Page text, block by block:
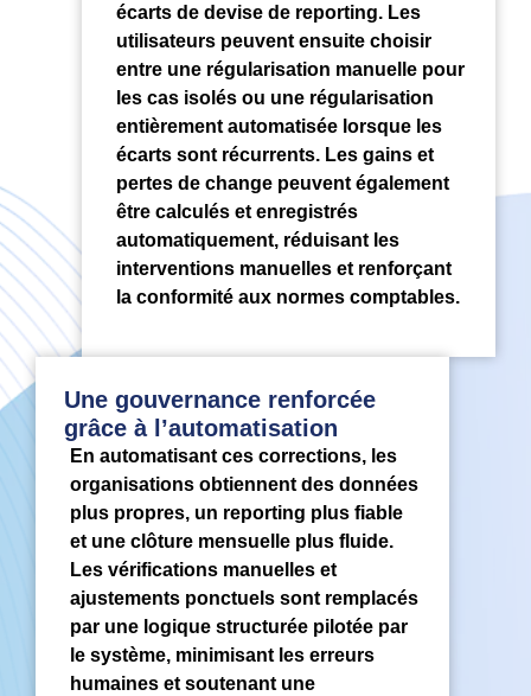
écarts de devise de reporting. Les
utilisateurs peuvent ensuite choisir
entre une régularisation manuelle pour
les cas isolés ou une régularisation
entièrement automatisée lorsque les
écarts sont récurrents. Les gains et
pertes de change peuvent également
être calculés et enregistrés
automatiquement, réduisant les
interventions manuelles et renforçant
la conformité aux normes comptables.
Une gouvernance renforcée
grâce à l’automatisation
En automatisant ces corrections, les
organisations obtiennent des données
plus propres, un reporting plus fiable
et une clôture mensuelle plus fluide.
Les vérifications manuelles et
ajustements ponctuels sont remplacés
par une logique structurée pilotée par
le système, minimisant les erreurs
humaines et soutenant une